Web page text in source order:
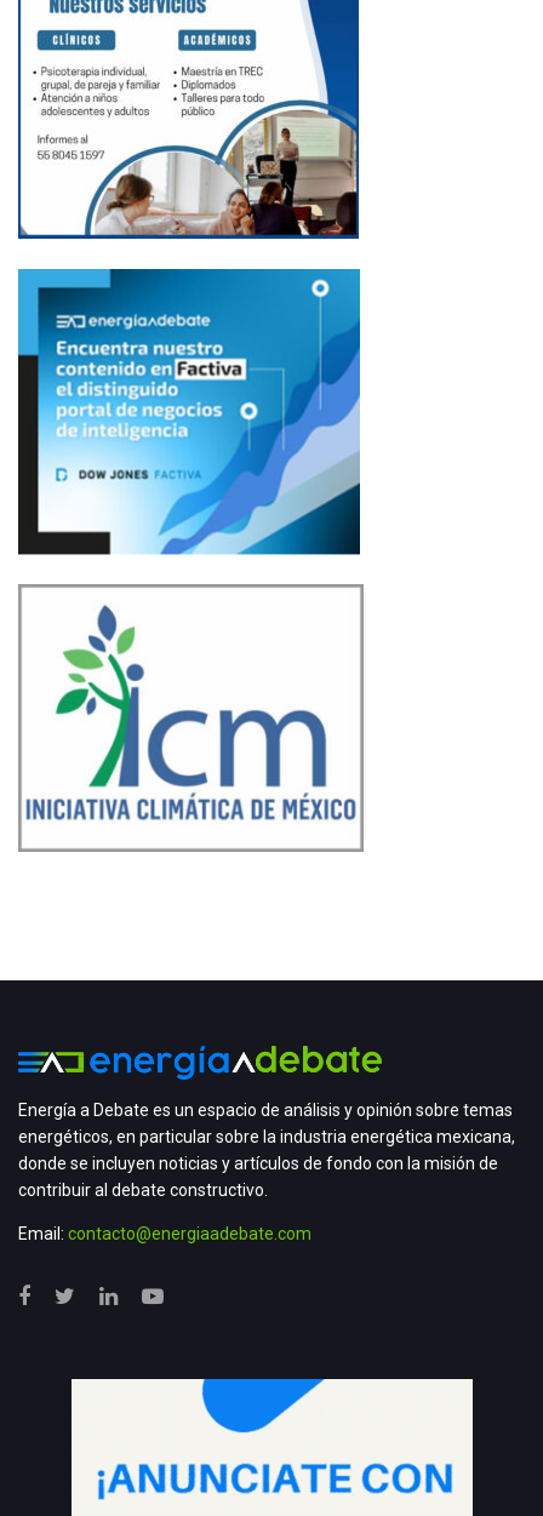
Energía a Debate es un espacio de análisis y opinión sobre temas
energéticos, en particular sobre la industria energética mexicana,
donde se incluyen noticias y artículos de fondo con la misión de
contribuir al debate constructivo.
Email: contacto@energiaadebate.com